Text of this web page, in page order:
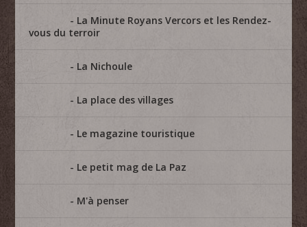
La Minute Royans Vercors et les Rendez-
vous du terroir
La Nichoule
La place des villages
Le magazine touristique
Le petit mag de La Paz
M'à penser